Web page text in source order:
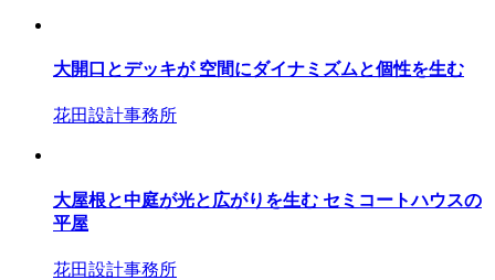
大開口とデッキが 空間にダイナミズムと個性を生む
花田設計事務所
大屋根と中庭が光と広がりを生む セミコートハウスの
平屋
花田設計事務所